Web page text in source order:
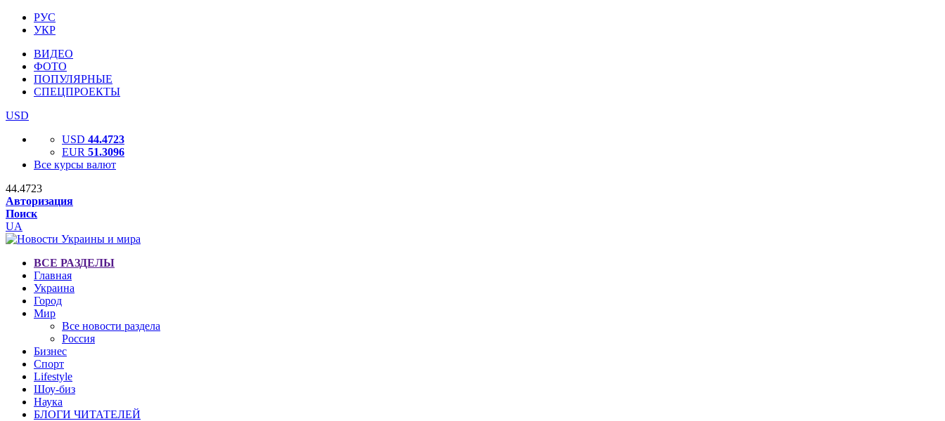
РУС
УКР
ВИДЕО
ФОТО
ПОПУЛЯРНЫЕ
СПЕЦПРОЕКТЫ
USD
USD 44.4723
EUR 51.3096
Все курсы валют
44.4723
Авторизация
Поиск
UA
ВСЕ РАЗДЕЛЫ
Главная
Украина
Город
Мир
Все новости раздела
Россия
Бизнес
Спорт
Lifestyle
Шоу-биз
Наука
БЛОГИ ЧИТАТЕЛЕЙ